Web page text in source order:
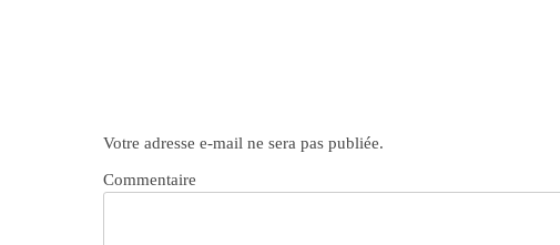
Votre adresse e-mail ne sera pas publiée.
Commentaire